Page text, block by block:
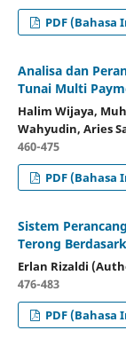
PDF (Bahasa
Analisa dan
Tunai Multi
Halim Wijaya,
Wahyudin, Aries
460-475
PDF (Bahasa
Sistem
Terong
Erlan Rizaldi
476-483
PDF (Bahasa